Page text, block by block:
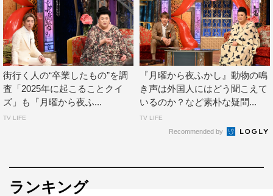
街行く人の“卒業したもの”を調
査「2025年に起こることクイ
ズ」も『月曜から夜ふ...
TV LIFE
『月曜から夜ふかし』動物の鳴
き声は外国人にはどう聞こえて
いるのか？など素朴な疑問...
TV LIFE
Recommended by
ランキング